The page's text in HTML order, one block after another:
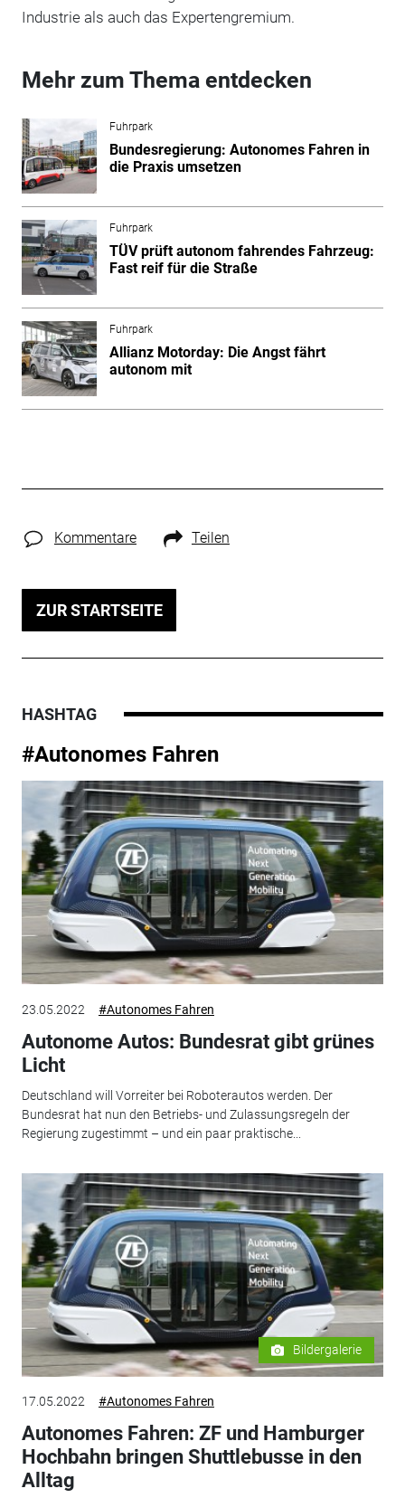
Industrie als auch das Expertengremium.
Mehr zum Thema entdecken
Fuhrpark
Bundesregierung: Autonomes Fahren in
die Praxis umsetzen
Fuhrpark
TÜV prüft autonom fahrendes Fahrzeug:
Fast reif für die Straße
Fuhrpark
Allianz Motorday: Die Angst fährt
autonom mit
Kommentare Teilen
ZUR STARTSEITE
HASHTAG
#Autonomes Fahren
23.05.2022 #Autonomes Fahren
Autonome Autos: Bundesrat gibt grünes
Licht
Deutschland will Vorreiter bei Roboterautos werden. Der
Bundesrat hat nun den Betriebs- und Zulassungsregeln der
Regierung zugestimmt – und ein paar praktische...
Bildergalerie
17.05.2022 #Autonomes Fahren
Autonomes Fahren: ZF und Hamburger
Hochbahn bringen Shuttlebusse in den
Alltag